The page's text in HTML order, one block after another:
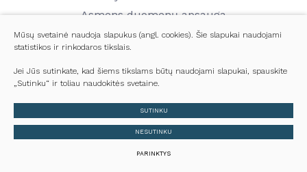
Asmens duomenų apsauga
Finansinių ataskaitų rinkiniai
Darbo užmokestis
Kontaktai
© 2024 Visos teisės saugomos
Slapukų parinktys
Duomenų apsauga
Sukurta:TEXUS
Mūsų svetainė naudoja slapukus (angl. cookies). Šie slapukai naudojami
statistikos ir rinkodaros tikslais.
Jei Jūs sutinkate, kad šiems tikslams būtų naudojami slapukai, spauskite
„Sutinku“ ir toliau naudokitės svetaine.
SUTINKU
NESUTINKU
PARINKTYS